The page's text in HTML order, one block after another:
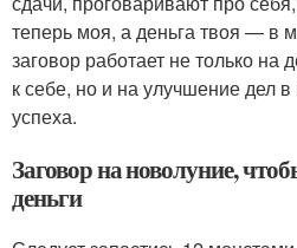
теперь моя, а деньга твоя — в
заговор работает не только на
к себе, но и на улучшение дел
успеха.
Заговор на новолуние,
деньги